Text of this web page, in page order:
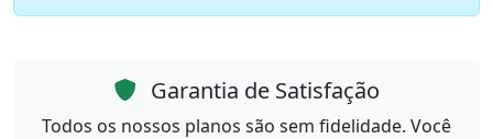
Garantia de Satisfação
Todos os nossos planos são sem fidelidade. Você